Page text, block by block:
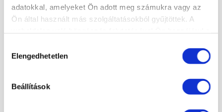
adatokkal, amelyeket Ön adott meg számukra vagy az
Ön által használt más szolgáltatásokból gyűjtöttek. A
kiválasztása
Elengedhetetlen
Beállítások